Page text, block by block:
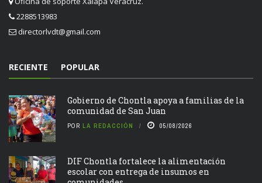
2288513983
directorlvdt@gmail.com
RECIENTE POPULAR
Gobierno de Chontla apoya a familias de la
comunidad de San Juan
POR LA REDACCIÓN 05/08/2026
DIF Chontla fortalece la alimentación
escolar con entrega de insumos en